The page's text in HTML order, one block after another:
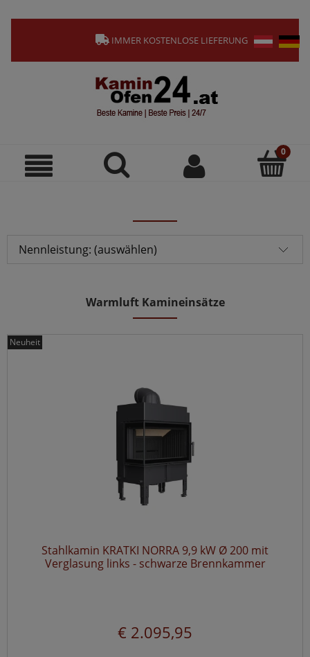
IMMER KOSTENLOSE LIEFERUNG
Nennleistung: (auswählen)
Warmluft Kamineinsätze
Stahlkamin KRATKI NORRA 9,9 kW Ø 200 mit
Verglasung links - schwarze Brennkammer
€ 2.095,95
Neuheit